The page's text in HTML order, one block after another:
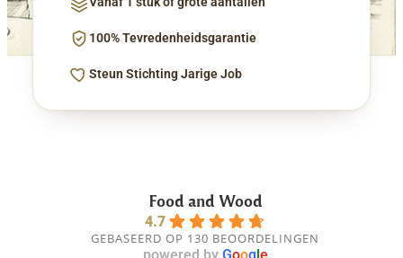
100% Tevredenheidsgarantie
Steun Stichting Jarige Job
Food and Wood
4.7
GEBASEERD OP 130 BEOORDELINGEN